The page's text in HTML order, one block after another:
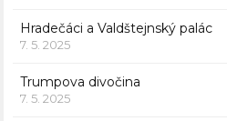
Hradečáci a Valdštejnský palác
7. 5. 2025
Trumpova divočina
7. 5. 2025